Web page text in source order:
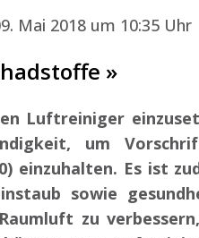
Mai 2018 um 10:35 Uhr
»
Luftreiniger
um
einzuhalten. Es ist
sowie
zu